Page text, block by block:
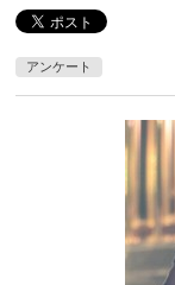
アンケート